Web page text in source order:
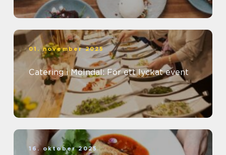
01. november 2025
Catering i Mölndal: För ett lyckat event
16. oktober 2025